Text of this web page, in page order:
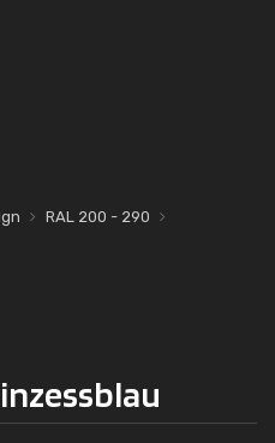
RAL 200 - 290